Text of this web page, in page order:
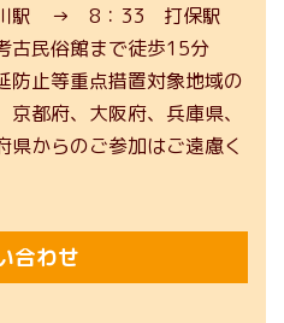
駅 → 8：33 打保駅
古民俗館まで徒歩15分
防止等重点措置対象地域の
都府、大阪府、兵庫県、
からのご参加はご遠慮く
合わせ